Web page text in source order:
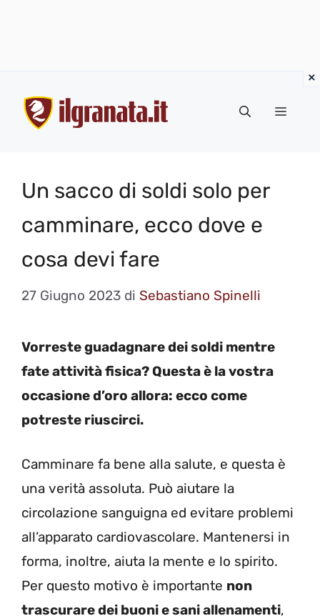
contenuto
Menu
Un sacco di soldi solo per
camminare, ecco dove e
cosa devi fare
27 Giugno 2023 di Sebastiano Spinelli
Vorreste guadagnare dei soldi mentre
fate attività fisica? Questa è la vostra
occasione d’oro allora: ecco come
potreste riuscirci.
Camminare fa bene alla salute, e questa è
una verità assoluta. Può aiutare la
circolazione sanguigna ed evitare problemi
all’apparato cardiovascolare. Mantenersi in
forma, inoltre, aiuta la mente e lo spirito.
Per questo motivo è importante non
trascurare dei buoni e sani allenamenti,